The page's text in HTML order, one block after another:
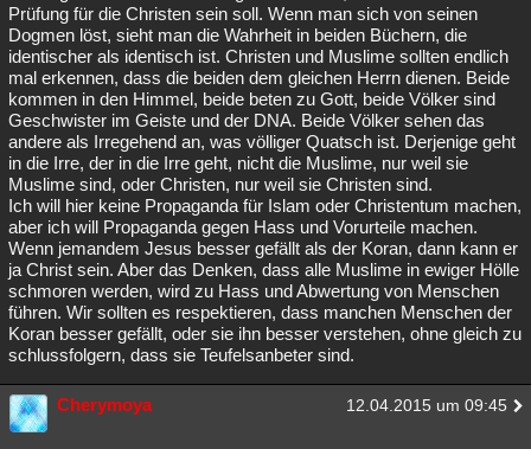
Prüfung für die Christen sein soll. Wenn man sich von seinen
Dogmen löst, sieht man die Wahrheit in beiden Büchern, die
identischer als identisch ist. Christen und Muslime sollten endlich
mal erkennen, dass die beiden dem gleichen Herrn dienen. Beide
kommen in den Himmel, beide beten zu Gott, beide Völker sind
Geschwister im Geiste und der DNA. Beide Völker sehen das
andere als Irregehend an, was völliger Quatsch ist. Derjenige geht
in die Irre, der in die Irre geht, nicht die Muslime, nur weil sie
Muslime sind, oder Christen, nur weil sie Christen sind.
Ich will hier keine Propaganda für Islam oder Christentum machen,
aber ich will Propaganda gegen Hass und Vorurteile machen.
Wenn jemandem Jesus besser gefällt als der Koran, dann kann er
ja Christ sein. Aber das Denken, dass alle Muslime in ewiger Hölle
schmoren werden, wird zu Hass und Abwertung von Menschen
führen. Wir sollten es respektieren, dass manchen Menschen der
Koran besser gefällt, oder sie ihn besser verstehen, ohne gleich zu
schlussfolgern, dass sie Teufelsanbeter sind.
Cherymoya 12.04.2015 um 09:45